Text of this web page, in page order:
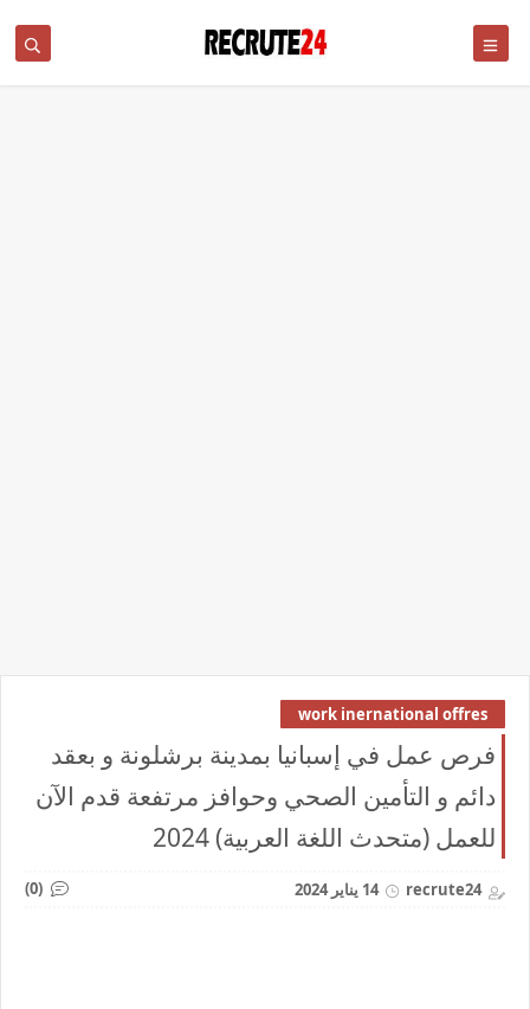
work inernational offres
فرص عمل في إسبانيا بمدينة برشلونة و بعقد
دائم و التأمين الصحي وحوافز مرتفعة قدم الآن
للعمل (متحدث اللغة العربية) 2024
recrute24 14 يناير 2024 (0)